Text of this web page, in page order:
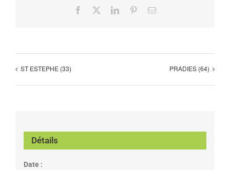
Facebook LinkedInPinterestEmail
ST ESTEPHE (33) PRADIES (64)
Détails
Date :